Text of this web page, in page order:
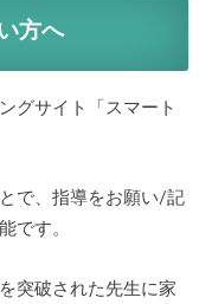
方へ
グサイト「スマート
で、指導をお願い/記
です。
突破された先生に家